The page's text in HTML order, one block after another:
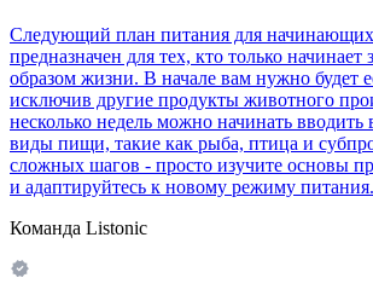
Следующий план питания для
предназначен для тех, кто только начинает
образом жизни. В начале вам нужно будет
исключив другие продукты животного
несколько недель можно начинать вводить
виды пищи, такие как рыба, птица и
сложных шагов - просто изучите основы
и адаптируйтесь к новому режиму питания.
Команда Listonic